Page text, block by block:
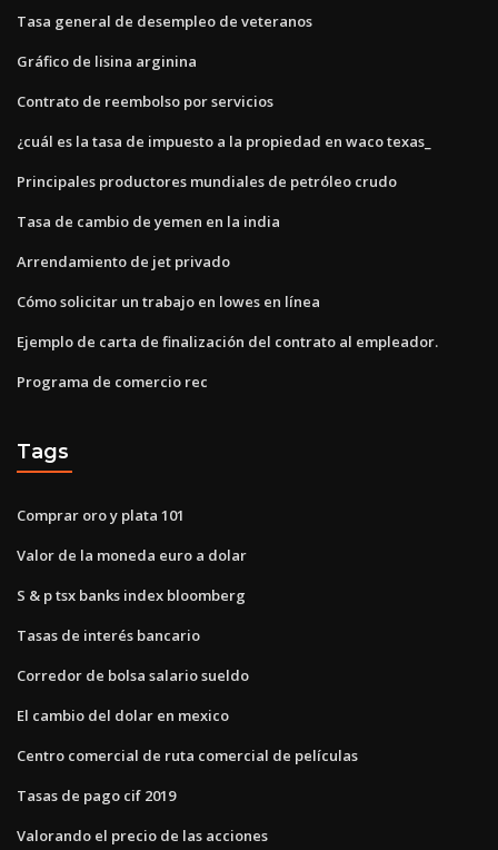
Tasa general de desempleo de veteranos
Gráfico de lisina arginina
Contrato de reembolso por servicios
¿cuál es la tasa de impuesto a la propiedad en waco texas_
Principales productores mundiales de petróleo crudo
Tasa de cambio de yemen en la india
Arrendamiento de jet privado
Cómo solicitar un trabajo en lowes en línea
Ejemplo de carta de finalización del contrato al empleador.
Programa de comercio rec
Tags
Comprar oro y plata 101
Valor de la moneda euro a dolar
S & p tsx banks index bloomberg
Tasas de interés bancario
Corredor de bolsa salario sueldo
El cambio del dolar en mexico
Centro comercial de ruta comercial de películas
Tasas de pago cif 2019
Valorando el precio de las acciones